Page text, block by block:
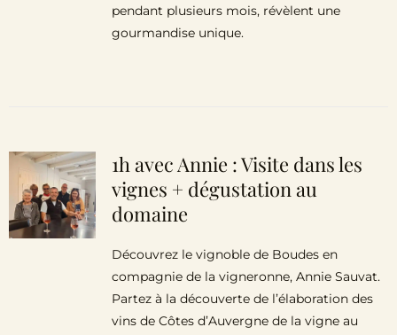
pendant plusieurs mois, révèlent une
gourmandise unique.
1h avec Annie : Visite dans les
vignes + dégustation au
domaine
Découvrez le vignoble de Boudes en
compagnie de la vigneronne, Annie Sauvat.
Partez à la découverte de l’élaboration des
vins de Côtes d’Auvergne de la vigne au